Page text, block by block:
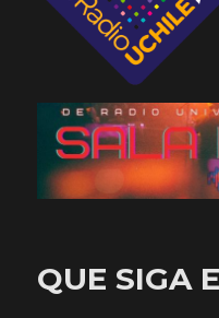
Sala Master
QUE SIGA